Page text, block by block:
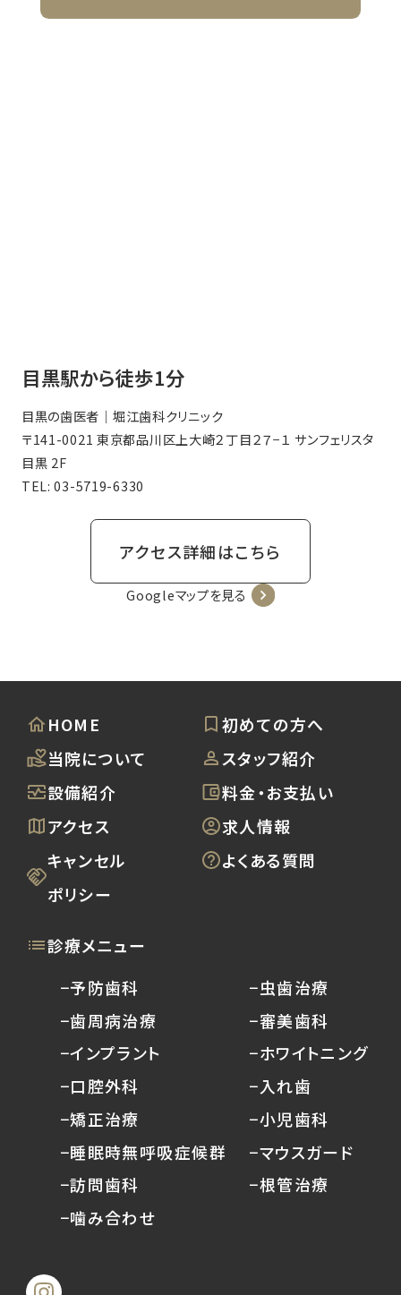
目黒駅から徒歩1分
目黒の歯医者｜堀江歯科クリニック
〒141-0021 東京都品川区上大崎２丁目２７−１ サンフェリスタ
目黒 2F
TEL:03-5719-6330
アクセス詳細はこちら
Googleマップを見る
HOME
初めての方へ
当院について
スタッフ紹介
設備紹介
料金・お支払い
アクセス
求人情報
キャンセル
ポリシー
よくある質問
診療メニュー
−予防歯科
−歯周病治療
−インプラント
−口腔外科
−矯正治療
−睡眠時無呼吸症候群
−訪問歯科
−噛み合わせ
−虫歯治療
−審美歯科
−ホワイトニング
−入れ歯
−小児歯科
−マウスガード
−根管治療